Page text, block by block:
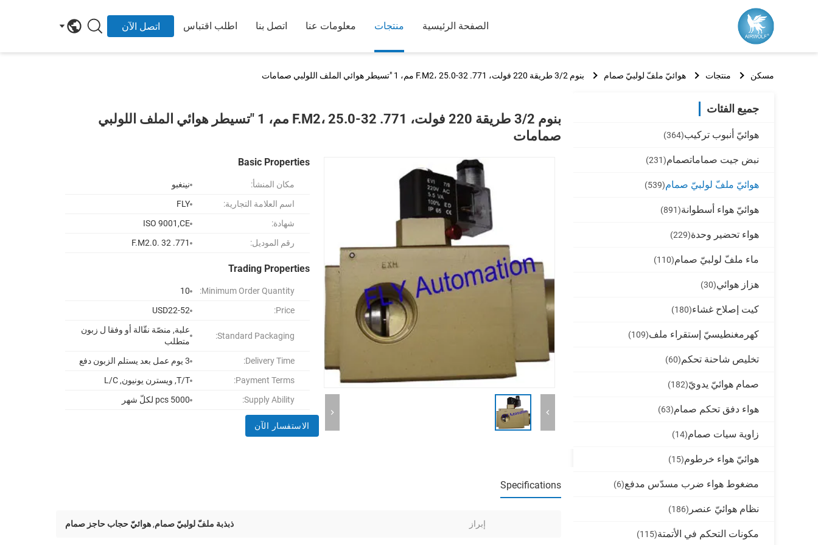
الصفحة الرئيسية منتجات معلومات عنا اتصل بنا اطلب اقتباس اتصل الآن
مسكن منتجات هوائيّ ملفّ لولبيّ صمام بنوم 3/2 طريقة 220 فولت، 771. 32-0.F.M2، 25 مم، 1 "تسيطر هوائي الملف اللولبي صمامات
جميع الفئات
هوائيّ أنبوب تركيب(364)
نبض جيت صماماتصمام(231)
هوائيّ ملفّ لولبيّ صمام(539)
هوائيّ هواء أسطوانة(891)
هواء تحضير وحدة(229)
ماء ملفّ لولبيّ صمام(110)
هزاز هوائي(30)
كيت إصلاح غشاء(180)
كهرمغنطيسيّ إستقراء ملف(109)
تخليص شاحنة تحكم(60)
صمام هوائيّ يدويّ(182)
هواء دفق تحكم صمام(63)
زاوية سيات صمام(14)
هوائيّ هواء خرطوم(15)
مضغوط هواء ضرب مسدّس مدفع(6)
نظام هوائيّ عنصر (186)
مكونات التحكم في الأتمتة(115)
بنوم 3/2 طريقة 220 فولت، 771. 32-0.F.M2، 25 مم، 1 "تسيطر هوائي الملف اللولبي
صمامات
Basic Properties
مكان المنشأ:
نينغبو
اسم العلامة التجارية:
FLY
شهادة:
ISO 9001,CE
رقم الموديل:
771. 32 .0.F.M2
Trading Properties
Minimum Order Quantity:
10
Price:
USD22-52
Standard Packaging:
علبة, منصّة نقّالة أو وفقا ل زبون
متطلب
Delivery Time:
3 يوم عمل بعد يستلم الزبون دفع
Payment Terms:
T/T, ويسترن يونيون, L/C
Supply Ability:
5000 pcs لكلّ شهر
الاستفسار الآن
Specifications
إبراز ذبذبة ملفّ لولبيّ صمام,هوائيّ حجاب حاجز صمام